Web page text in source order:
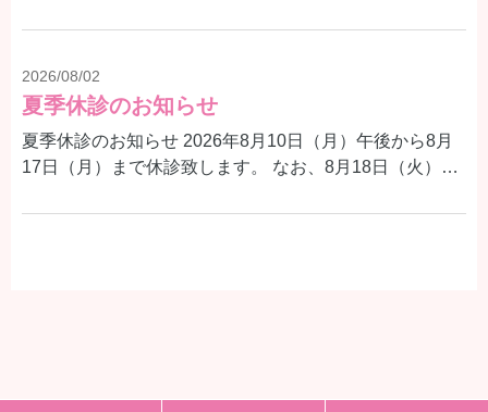
2026/08/02
夏季休診のお知らせ
夏季休診のお知らせ 2026年8月10日（月）午後から8月
17日（月）まで休診致します。 なお、8月18日（火）よ
けいたしますが何卒よろしくお願い申し上げます。 ▲ 8
ます。 よくあるご質問はこちら >>